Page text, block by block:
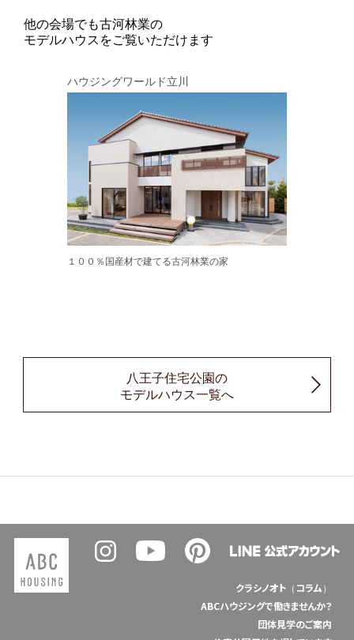
他の会場でも古河林業の
モデルハウスをご覧いただけます
ハウジングワールド立川
１００％国産材で建てる古河林業の家
八王子住宅公園の
モデルハウス一覧へ
クラシノオト（コラム）
ABCハウジングで働きませんか？
団体見学のご案内